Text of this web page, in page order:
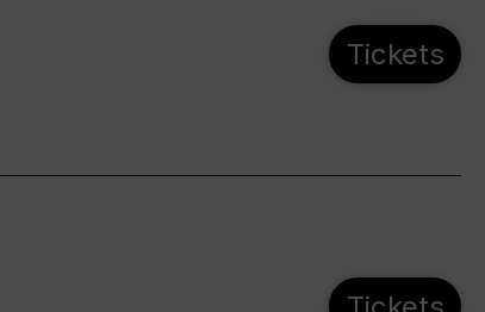
Tickets